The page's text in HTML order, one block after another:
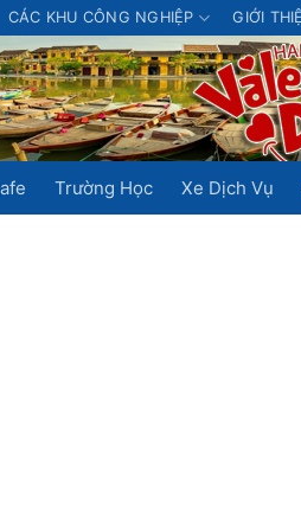
CÁC KHU CÔNG NGHIỆP GIỚI
Trường Học Xe Dịch Vụ